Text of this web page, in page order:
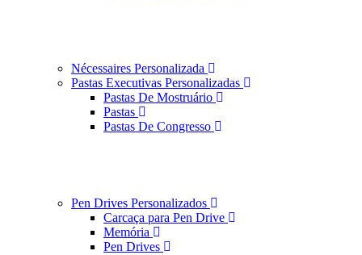
Nécessaires Personalizada
Pastas Executivas Personalizadas
Pastas De Mostruário
Pastas
Pastas De Congresso
Pen Drives Personalizados
Carcaça para Pen Drive
Memória
Pen Drives